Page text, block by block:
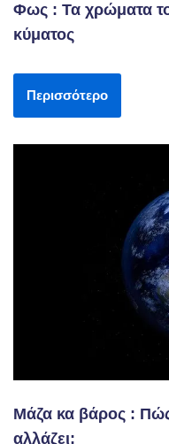
Φως : Τα χρώματα
κύματος
Περισσότερο
Μάζα κα βάρος : Πώς
αλλάζει;